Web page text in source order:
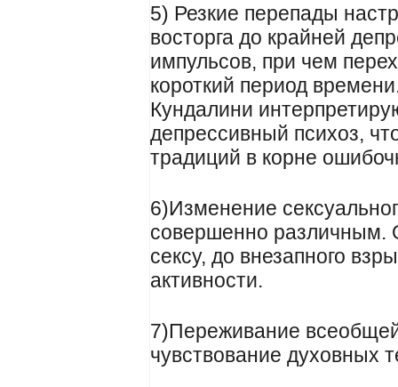
5) Резкие перепады
восторга до крайней
импульсов, при чем
короткий период
Кундалини
депрессивный психоз,
традиций в корне
6)Изменение
совершенно различным.
сексу, до внезапного
активности.
7)Переживание
чувствование духовных